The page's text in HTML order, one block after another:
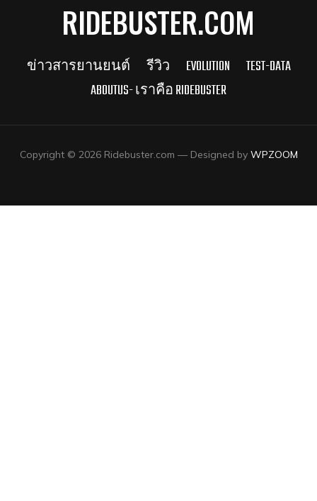
RIDEBUSTER.COM
ข่าวสารยานยนต์ รีวิว EVOLUTION
TEST-DATA
ABOUTUS- เราคือ RIDEBUSTER
Copyright © 2026 Ridebuster.com — Designed by WPZOOM